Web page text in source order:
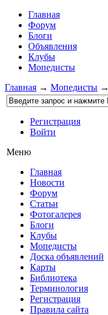
Главная
Форум
Блоги
Объявления
Клубы
Мопедисты
Главная → Мопедисты →
Регистрация
Войти
Меню
Главная
Новости
Форум
Статьи
Фотогалерея
Блоги
Клубы
Мопедисты
Доска объявлений
Карты
Библиотека
Терминология
Регистрация
Правила сайта